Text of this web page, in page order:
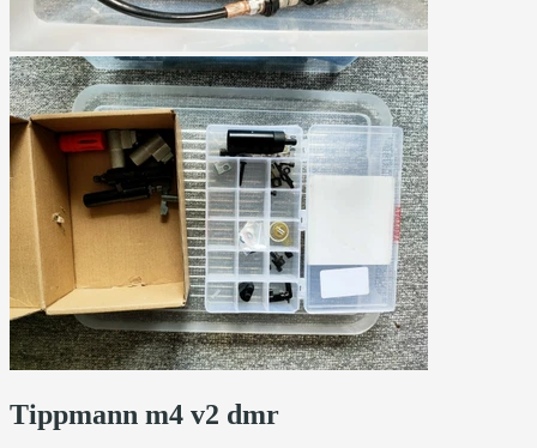
Tippmann m4 v2 dmr